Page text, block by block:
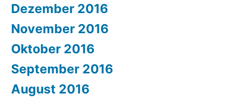
Dezember 2016
November 2016
Oktober 2016
September 2016
August 2016